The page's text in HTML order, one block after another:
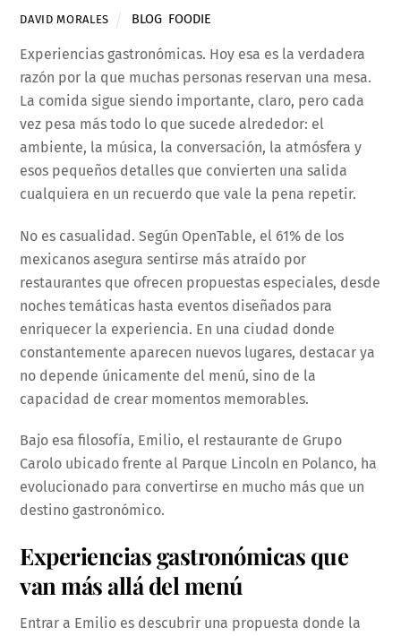
DAVID MORALES BLOG FOODIE
Experiencias gastronómicas. Hoy esa es la verdadera
razón por la que muchas personas reservan una mesa.
La comida sigue siendo importante, claro, pero cada
vez pesa más todo lo que sucede alrededor: el
ambiente, la música, la conversación, la atmósfera y
esos pequeños detalles que convierten una salida
cualquiera en un recuerdo que vale la pena repetir.
No es casualidad. Según OpenTable, el 61% de los
mexicanos asegura sentirse más atraído por
restaurantes que ofrecen propuestas especiales, desde
noches temáticas hasta eventos diseñados para
enriquecer la experiencia. En una ciudad donde
constantemente aparecen nuevos lugares, destacar ya
no depende únicamente del menú, sino de la
capacidad de crear momentos memorables.
Bajo esa filosofía, Emilio, el restaurante de Grupo
Carolo ubicado frente al Parque Lincoln en Polanco, ha
evolucionado para convertirse en mucho más que un
destino gastronómico.
Experiencias gastronómicas que
van más allá del menú
Entrar a Emilio es descubrir una propuesta donde la